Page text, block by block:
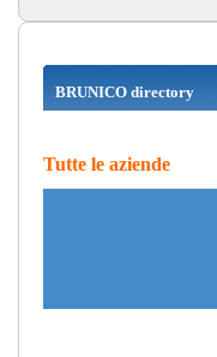
BRUNICO directory
Tutte le aziende